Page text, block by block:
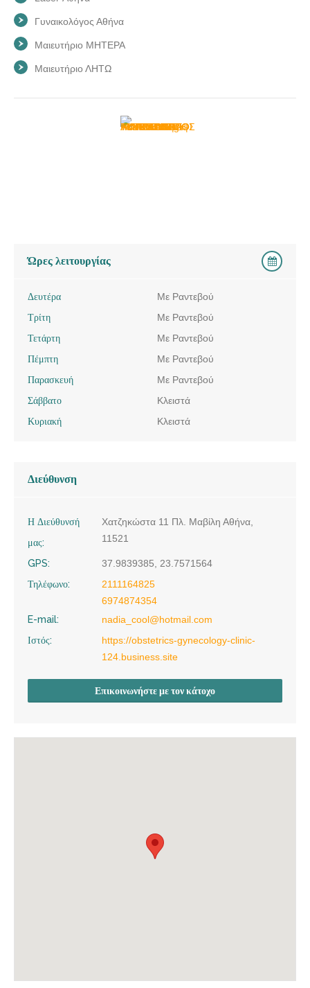
Γυναικολόγος Αθήνα
Μαιευτήριο ΜΗΤΕΡΑ
Μαιευτήριο ΛΗΤΩ
Ώρες λειτουργίας
Δευτέρα
Με Ραντεβού
Τρίτη
Με Ραντεβού
Τετάρτη
Με Ραντεβού
Πέμπτη
Με Ραντεβού
Παρασκευή
Με Ραντεβού
Σάββατο
Κλειστά
Κυριακή
Κλειστά
Διεύθυνση
Η Διεύθυνσή
μας:
Χατζηκώστα 11 Πλ. Μαβίλη Αθήνα,
11521
GPS:
37.9839385, 23.7571564
Τηλέφωνο:
2111164825
6974874354
E-mail:
nadia_cool@hotmail.com
Ιστός:
https://obstetrics-gynecology-clinic-
124.business.site
Επικοινωνήστε με τον κάτοχο